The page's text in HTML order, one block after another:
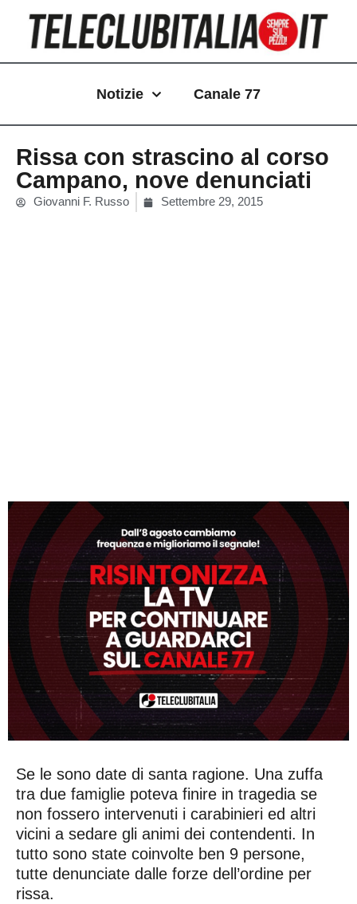
contenuto
Notizie Canale 77
Rissa con strascino al corso
Campano, nove denunciati
Giovanni F. Russo Settembre 29, 2015
Se le sono date di santa ragione. Una zuffa
tra due famiglie poteva finire in tragedia se
non fossero intervenuti i carabinieri ed altri
vicini a sedare gli animi dei contendenti. In
tutto sono state coinvolte ben 9 persone,
tutte denunciate dalle forze dell’ordine per
rissa.